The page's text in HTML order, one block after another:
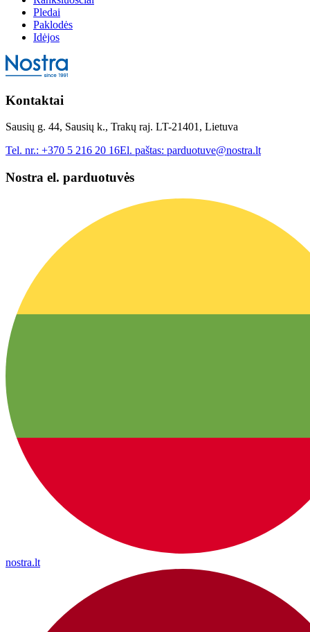
Pledai
Paklodės
Idėjos
Kontaktai
Sausių g. 44, Sausių k., Trakų raj. LT-21401, Lietuva
Tel. nr.: +370 5 216 20 16El. paštas: parduotuve@nostra.lt
Nostra el. parduotuvės
nostra.lt